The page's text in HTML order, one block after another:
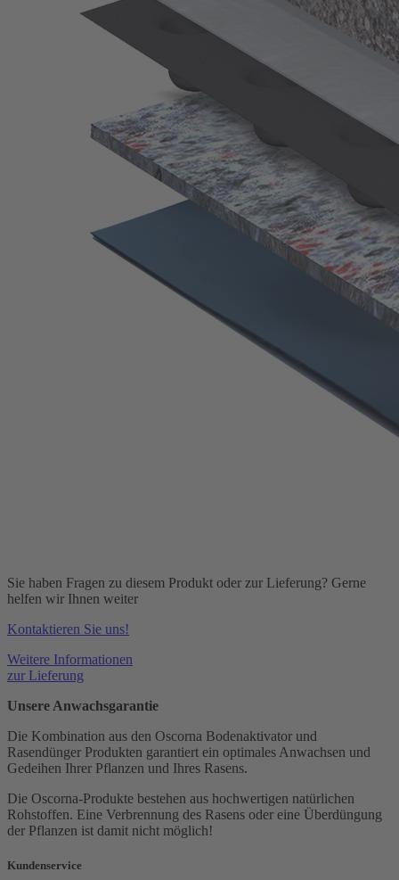
Sie haben Fragen zu diesem Produkt oder zur Lieferung? Gerne
helfen wir Ihnen weiter
Kontaktieren Sie uns!
Weitere Informationen
zur Lieferung
Unsere Anwachsgarantie
Die Kombination aus den Oscorna Bodenaktivator und
Rasendünger Produkten garantiert ein optimales Anwachsen und
Gedeihen Ihrer Pflanzen und Ihres Rasens.
Die Oscorna-Produkte bestehen aus hochwertigen natürlichen
Rohstoffen. Eine Verbrennung des Rasens oder eine Überdüngung
der Pflanzen ist damit nicht möglich!
Kundenservice